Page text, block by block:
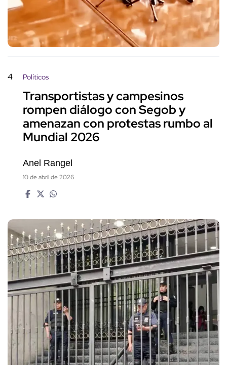
4 Políticos
Transportistas y campesinos
rompen diálogo con Segob y
amenazan con protestas rumbo al
Mundial 2026
Anel Rangel
10 de abril de 2026